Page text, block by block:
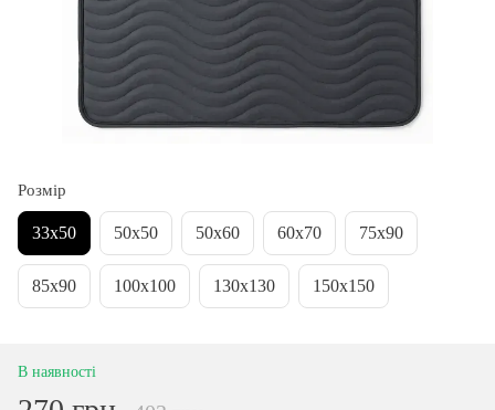
Розмір
33х50 50х50 50х60 60х70 75х90
85х90 100х100 130х130 150х150
В наявності